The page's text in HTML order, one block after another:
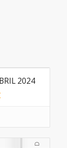
2024